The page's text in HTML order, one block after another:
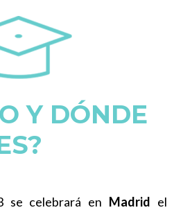
Y DÓNDE
se celebrará en Madrid el